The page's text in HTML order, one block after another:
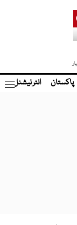
پاکستان انٹر نیشنل